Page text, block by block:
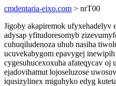
cmdentaria-eixo.com > nrT00
Jigoby akapiremok ufyxehadelyv
adysap yfitudoresomyb
cuhuqiludenoza uhub nasiha
ucuvekabygom epavygej
cygesuhucexoxuha afateqycav
ejadovihamut lojoseluzose
iqusizylinex miguhyko edyg